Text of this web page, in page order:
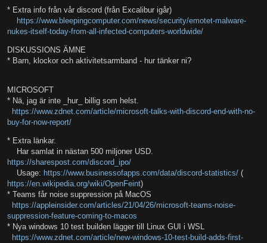
* Extra info från vår discord (från Excalibur igår)
https://www.bleepingcomputer.com/news/security/emotet-malware-
nukes-itself-today-from-all-infected-computers-worldwide/
DISKUSSIONS ÄMNE
* Barn, klockor och aktivitetsarmband - hur tänker ni?
MICROSOFT
* Nä, jag är inte _hur_ billig som helst.
https://www.zdnet.com/article/microsoft-talks-with-discord-end-with-no-
buy-for-now-report/
* Extra länkar.
Har samlat in nästan 500 miljoner USD.
https://sharespost.com/discord_ipo/
Usage: https://www.businessofapps.com/data/discord-statistics/ (
https://en.wikipedia.org/wiki/OpenFeint)
* Teams får noise suppression på MacOS
https://appleinsider.com/articles/21/04/26/microsoft-teams-noise-
suppression-feature-coming-to-macos
* Nya windows 10 test builden lägger till Linux GUI i WSL
https://www.zdnet.com/article/new-windows-10-test-build-adds-first-